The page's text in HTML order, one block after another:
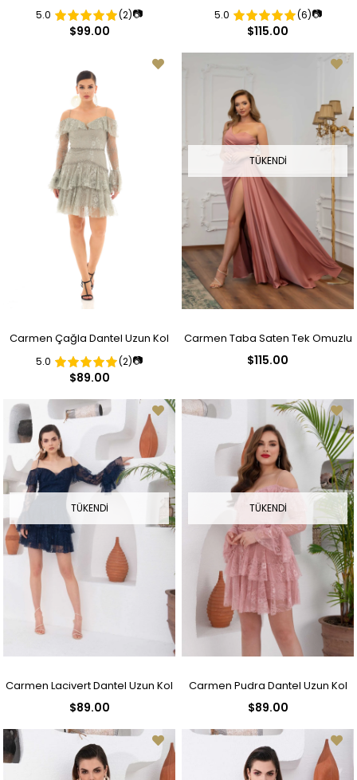
Abiye Elbise
5.0 (2)📷
$99.00 Yırtmaçlı Uzun Abiye Elbise
5.0 (6)📷
$115.00
Carmen Çağla Dantel Uzun Kol
Kısa Abiye Elbise
5.0 (2)📷
$89.00
TÜKENDI
Carmen Taba Saten Tek Omuzlu
$115.00
TÜKENDI
Carmen Lacivert Dantel Uzun Kol
$89.00
TÜKENDI
Carmen Pudra Dantel Uzun Kol
$89.00